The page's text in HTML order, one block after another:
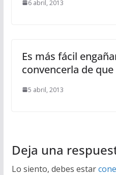
6 abril, 2013
Es más fácil
convencerla de
5 abril, 2013
Deja una
Lo siento, debes estar